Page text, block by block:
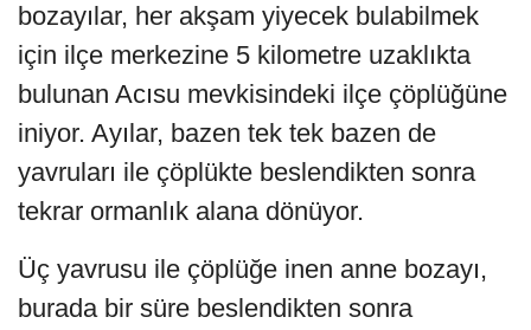
bozayılar, her akşam yiyecek bulabilmek
için ilçe merkezine 5 kilometre uzaklıkta
bulunan Acısu mevkisindeki ilçe çöplüğüne
iniyor. Ayılar, bazen tek tek bazen de
yavruları ile çöplükte beslendikten sonra
tekrar ormanlık alana dönüyor.
Üç yavrusu ile çöplüğe inen anne bozayı,
burada bir süre beslendikten sonra